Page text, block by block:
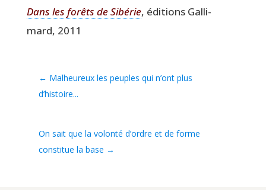
Dans les forêts de Sibé­rie, édi­tions Gal­li­
mard, 2011
← Malheureux les peuples qui n’ont plus
d’histoire...
On sait que la volonté d’ordre et de forme
constitue la base →